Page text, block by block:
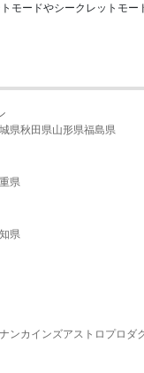
モードやシークレットモ
県秋田県山形県福島県
県
県
ンカインズアストロプロダ